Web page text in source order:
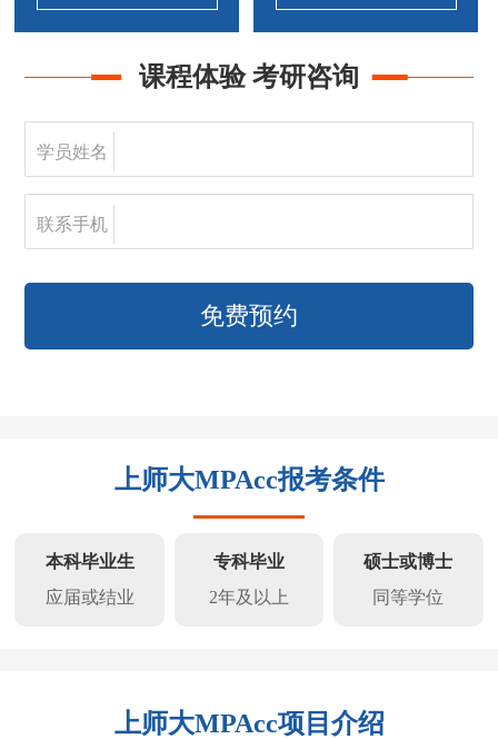
课程体验 考研咨询
学员姓名
联系手机
免费预约
上师大MPAcc报考条件
本科毕业生
应届或结业
专科毕业
2年及以上
硕士或博士
同等学位
上师大MPAcc项目介绍